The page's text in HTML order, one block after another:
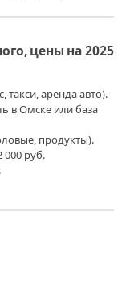
цены на 2025
такси, аренда авто).
в Омске или база
продукты).
000 руб.